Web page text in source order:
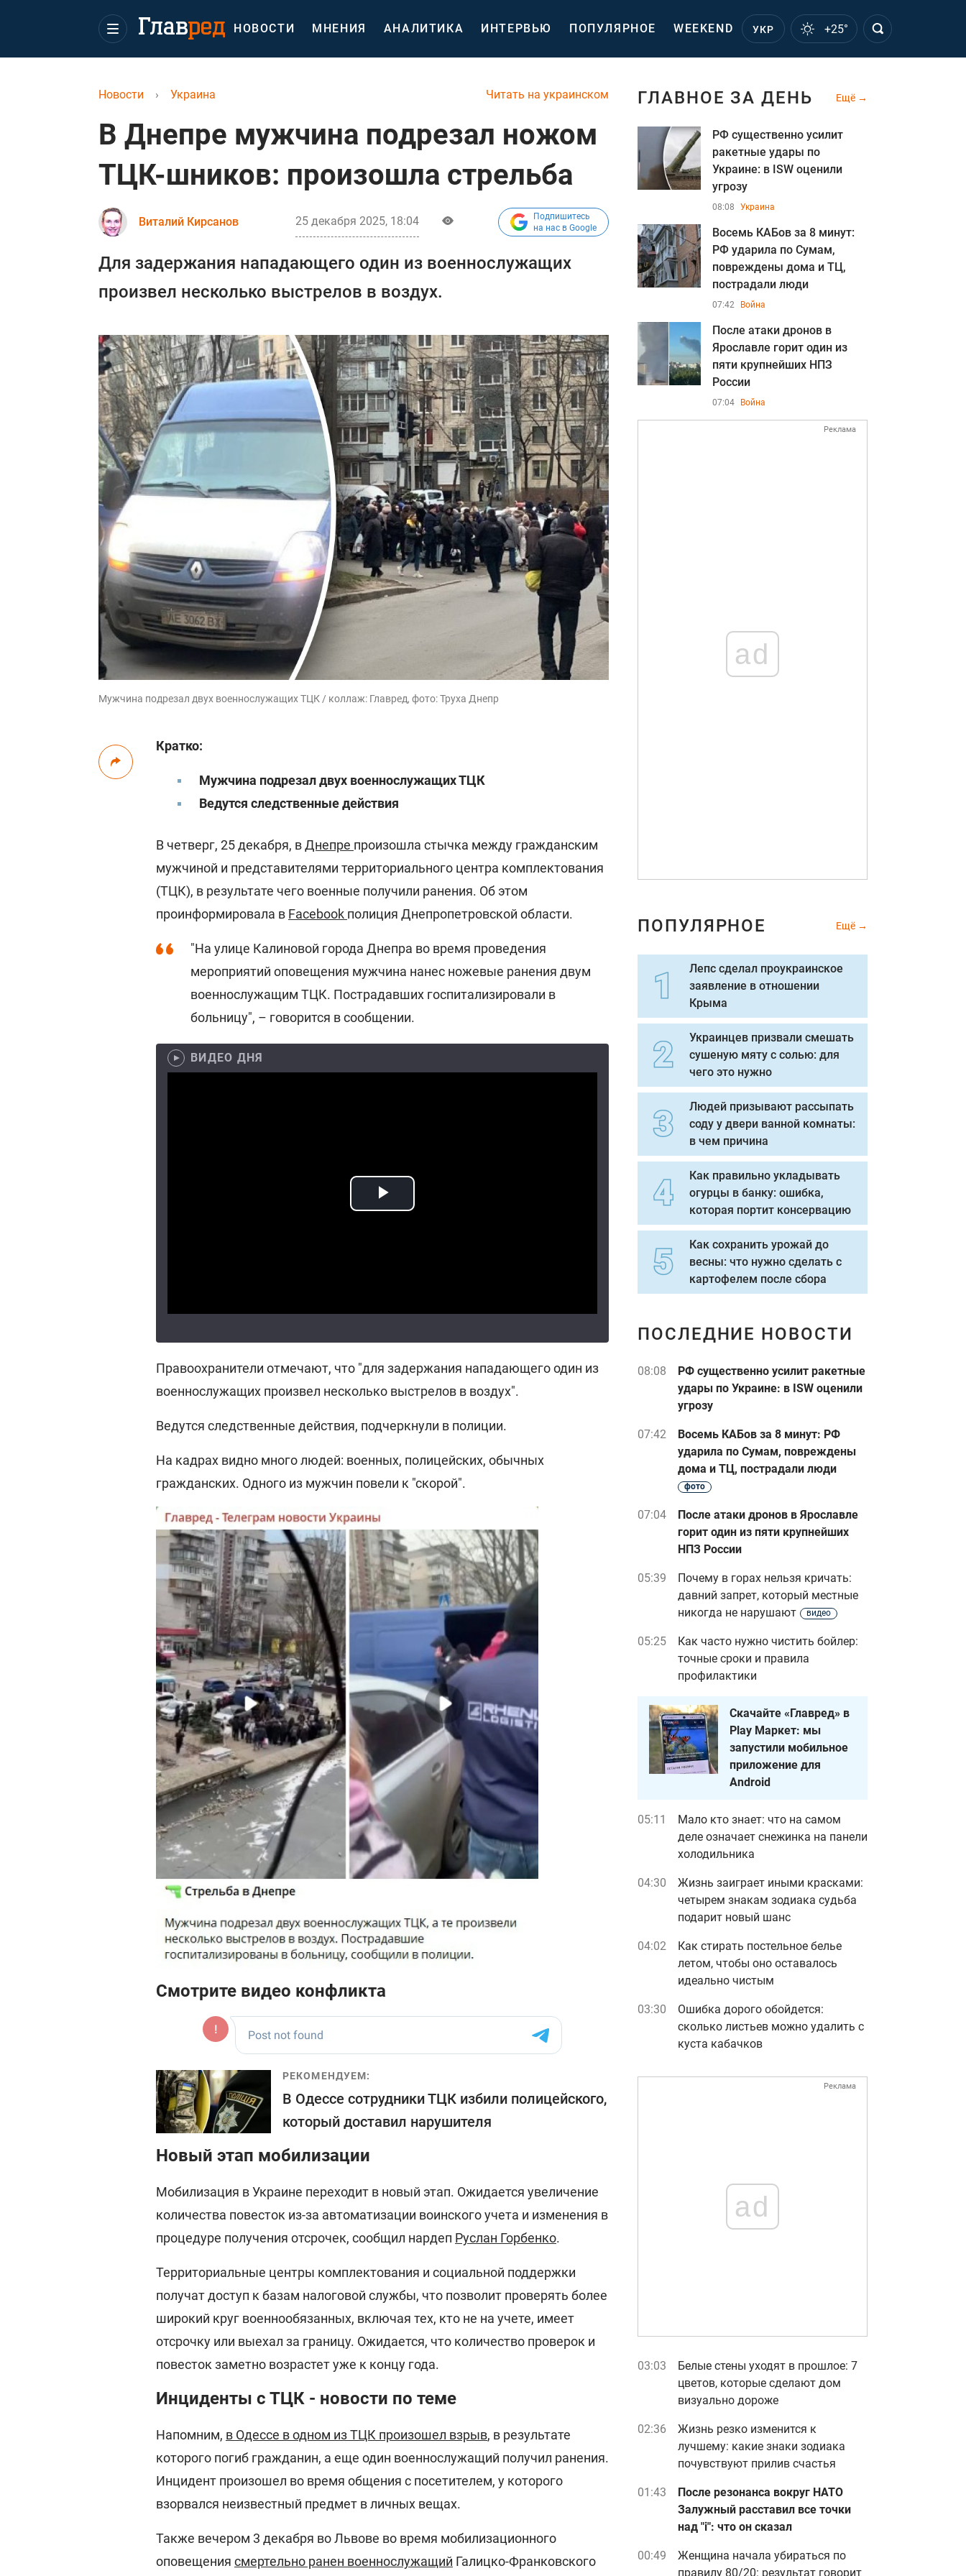
НОВОСТИ МНЕНИЯ АНАЛИТИКА ИНТЕРВЬЮ ПОПУЛЯРНОЕ WEEKEND УКР +25°
Читать на украинском
Новости › Украина
В Днепре мужчина подрезал ножом
ТЦК-шников: произошла стрельба
Виталий Кирсанов 25 декабря 2025, 18:04
Подпишитесь
на нас в Google
Для задержания нападающего один из военнослужащих
произвел несколько выстрелов в воздух.
Мужчина подрезал двух военнослужащих ТЦК / коллаж: Главред, фото: Труха Днепр
Кратко:
Мужчина подрезал двух военнослужащих ТЦК
Ведутся следственные действия
В четверг, 25 декабря, вДнепре произошла стычка между гражданским
мужчиной и представителями территориального центра комплектования
(ТЦК), в результате чего военные получили ранения. Об этом
проинформировала в Facebook полиция Днепропетровской области.
"На улице Калиновой города Днепра во время проведения
мероприятий оповещения мужчина нанес ножевые ранения двум
военнослужащим ТЦК. Пострадавших госпитализировали в
больницу", – говорится в сообщении.
ВИДЕО ДНЯ
Правоохранители отмечают, что "для задержания нападающего один из
военнослужащих произвел несколько выстрелов в воздух".
Ведутся следственные действия, подчеркнули в полиции.
На кадрах видно много людей: военных, полицейских, обычных
гражданских. Одного из мужчин повели к "скорой".
Смотрите видео конфликта
РЕКОМЕНДУЕМ:
В Одессе сотрудники ТЦК избили полицейского,
который доставил нарушителя
Новый этап мобилизации
Мобилизация в Украине переходит в новый этап. Ожидается увеличение
количества повесток из-за автоматизации воинского учета и изменения в
процедуре получения отсрочек, сообщил нардеп Руслан Горбенко.
Территориальные центры комплектования и социальной поддержки
получат доступ к базам налоговой службы, что позволит проверять более
широкий круг военнообязанных, включая тех, кто не на учете, имеет
отсрочку или выехал за границу. Ожидается, что количество проверок и
повесток заметно возрастет уже к концу года.
Инциденты с ТЦК - новости по теме
Напомним, в Одессе в одном из ТЦК произошел взрыв, в результате
которого погиб гражданин, а еще один военнослужащий получил ранения.
Инцидент произошел во время общения с посетителем, у которого
взорвался неизвестный предмет в личных вещах.
Также вечером 3 декабря во Львове во время мобилизационного
оповещения смертельно ранен военнослужащий Галицко-Франковского
ГЛАВНОЕ ЗА ДЕНЬ Ещё
РФ существенно усилит
ракетные удары по
Украине: в ISW оценили
угрозу
08:08 Украина
Восемь КАБов за 8 минут:
РФ ударила по Сумам,
повреждены дома и ТЦ,
пострадали люди
07:42 Война
После атаки дронов в
Ярославле горит один из
пяти крупнейших НПЗ
России
07:04 Война
Реклама
ad
ПОПУЛЯРНОЕ Ещё
Лепс сделал проукраинское
заявление в отношении
Крыма
Украинцев призвали смешать
сушеную мяту с солью: для
чего это нужно
Людей призывают рассыпать
соду у двери ванной комнаты:
в чем причина
Как правильно укладывать
огурцы в банку: ошибка,
которая портит консервацию
Как сохранить урожай до
весны: что нужно сделать с
картофелем после сбора
ПОСЛЕДНИЕ НОВОСТИ
08:08
РФ существенно усилит ракетные
удары по Украине: в ISW оценили
угрозу
07:42
Восемь КАБов за 8 минут: РФ
ударила по Сумам, повреждены
дома и ТЦ, пострадали люди
фото
07:04
После атаки дронов в Ярославле
горит один из пяти крупнейших
НПЗ России
05:39
Почему в горах нельзя кричать:
давний запрет, который местные
никогда не нарушают
видео
05:25
Как часто нужно чистить бойлер:
точные сроки и правила
профилактики
Скачайте «Главред» в
Play Маркет: мы
запустили мобильное
приложение для
Android
05:11
Мало кто знает: что на самом
деле означает снежинка на панели
холодильника
04:30
Жизнь заиграет иными красками:
четырем знакам зодиака судьба
подарит новый шанс
04:02
Как стирать постельное белье
летом, чтобы оно оставалось
идеально чистым
03:30
Ошибка дорого обойдется:
сколько листьев можно удалить с
куста кабачков
Реклама
ad
03:03
Белые стены уходят в прошлое: 7
цветов, которые сделают дом
визуально дороже
02:36
Жизнь резко изменится к
лучшему: какие знаки зодиака
почувствуют прилив счастья
01:43
После резонанса вокруг НАТО
Залужный расставил все точки
над "i": что он сказал
00:49
Женщина начала убираться по
правилу 80/20: результат говорит